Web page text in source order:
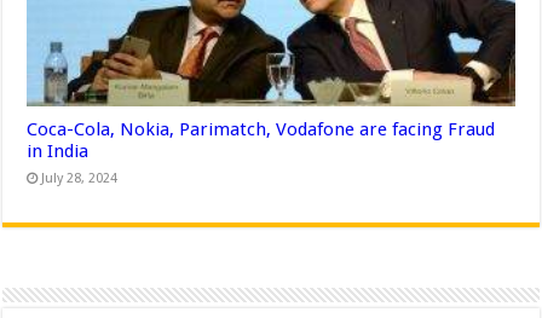
Coca-Cola, Nokia, Parimatch, Vodafone are facing Fraud
in India
July 28, 2024